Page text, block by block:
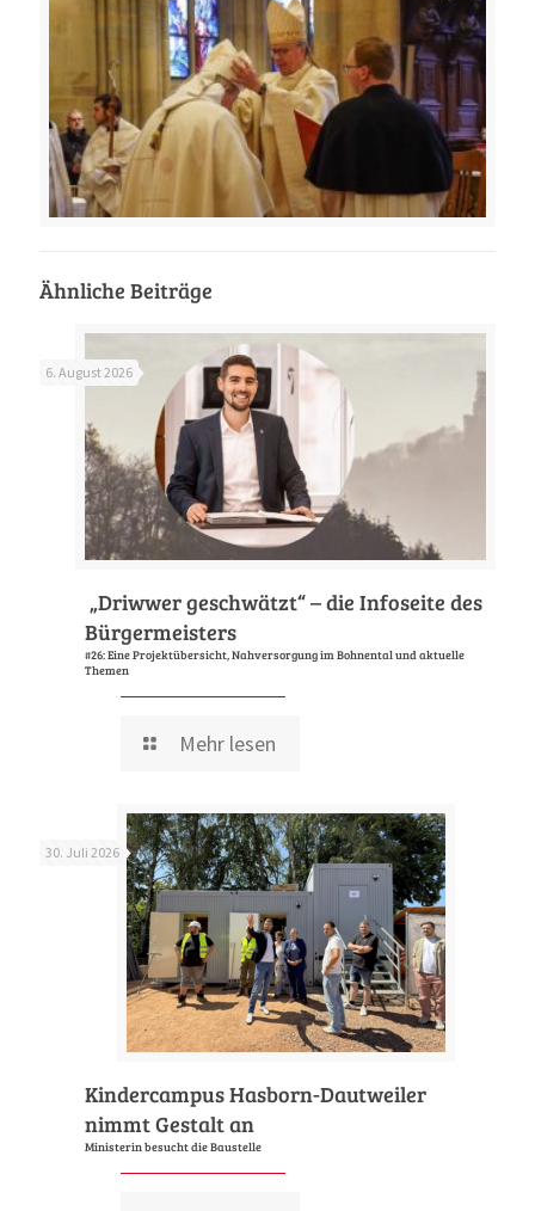
Ähnliche Beiträge
6. August 2026
„Driwwer geschwätzt“ – die Infoseite des
Bürgermeisters
#26: Eine Projektübersicht, Nahversorgung im Bohnental und aktuelle
Themen
Mehr lesen
30. Juli 2026
Kindercampus Hasborn-Dautweiler
nimmt Gestalt an
Ministerin besucht die Baustelle